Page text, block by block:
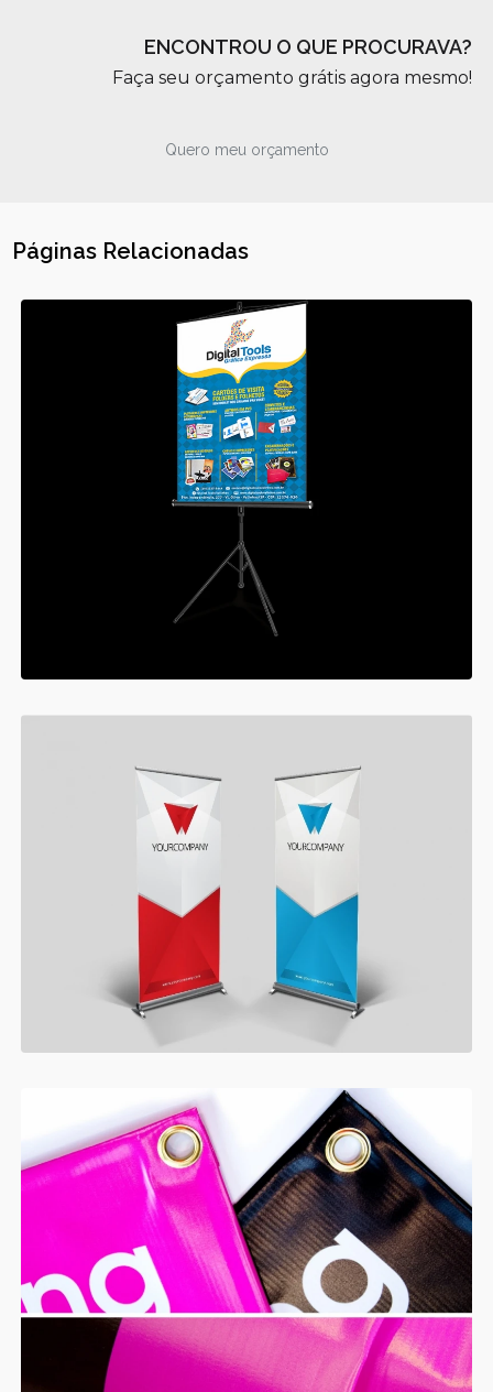
ENCONTROU O QUE PROCURAVA?
Faça seu orçamento grátis agora mesmo!
Quero meu orçamento
Páginas Relacionadas